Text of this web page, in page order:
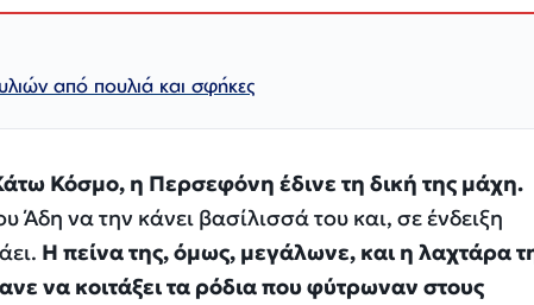
από πουλιά και σφήκες
Κόσμο, η Περσεφόνη έδινε τη δική της μάχη.
Άδη να την κάνει βασίλισσά του και, σε ένδειξη
Η πείνα της, όμως, μεγάλωνε, και η λαχτάρα
να κοιτάξει τα ρόδια που φύτρωναν στους